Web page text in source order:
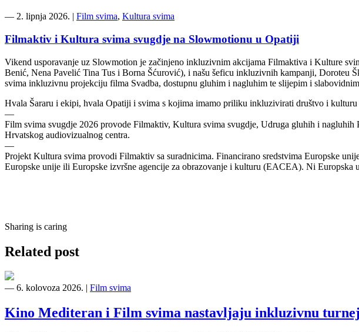
― 2. lipnja 2026. | Film svima, Kultura svima
Filmaktiv i Kultura svima svugdje na Slowmotionu u Opatiji
Vikend usporavanje uz Slowmotion je začinjeno inkluzivnim akcijama Filmaktiva i Kulture
Benić, Nena Pavelić Tina Tus i Borna Šćurović), i našu šeficu inkluzivnih kampanji, Doroteu
svima inkluzivnu projekciju filma Svadba, dostupnu gluhim i nagluhim te slijepim i
Hvala Šararu i ekipi, hvala Opatiji i svima s kojima imamo priliku inkluzivirati društvo i
—
Film svima svugdje 2026 provode Filmaktiv, Kultura svima svugdje, Udruga gluhih i
Hrvatskog audiovizualnog centra.
—
Projekt Kultura svima provodi Filmaktiv sa suradnicima. Financirano sredstvima Europske
Europske unije ili Europske izvršne agencije za obrazovanje i kulturu (EACEA). Ni Europska
Sharing is caring
Related post
― 6. kolovoza 2026. Film svima
Kino Mediteran i Film svima nastavljaju inkluzivnu